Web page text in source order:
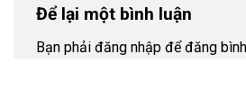
Để lại một bình luận
Bạn phải đăng nhập để đăng